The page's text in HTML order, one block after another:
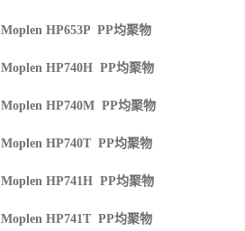
Moplen HP653P PP均聚物
Moplen HP740H PP均聚物
Moplen HP740M PP均聚物
Moplen HP740T PP均聚物
Moplen HP741H PP均聚物
Moplen HP741T PP均聚物